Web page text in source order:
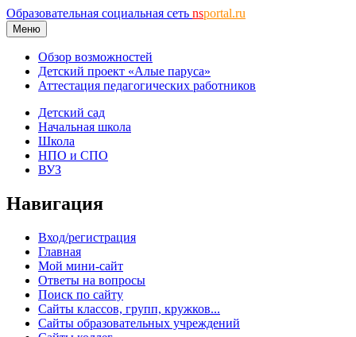
Образовательная социальная сеть nsportal.ru
Меню
Обзор возможностей
Детский проект «Алые паруса»
Аттестация педагогических работников
Детский сад
Начальная школа
Школа
НПО и СПО
ВУЗ
Навигация
Вход/регистрация
Главная
Мой мини-сайт
Ответы на вопросы
Поиск по сайту
Сайты классов, групп, кружков...
Сайты образовательных учреждений